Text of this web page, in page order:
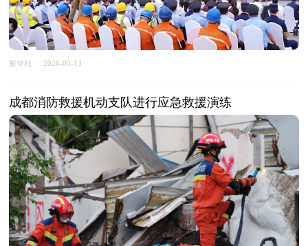
新华社 2026-05-13
成都消防救援机动支队进行应急救援演练